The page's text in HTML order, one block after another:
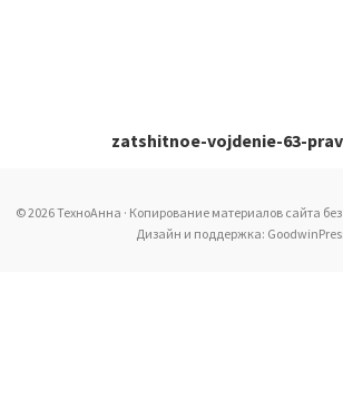
zatshitnoe-vojdenie-63-
© 2026 ТехноАнна · Копирование материалов сайта
Дизайн и поддержка: